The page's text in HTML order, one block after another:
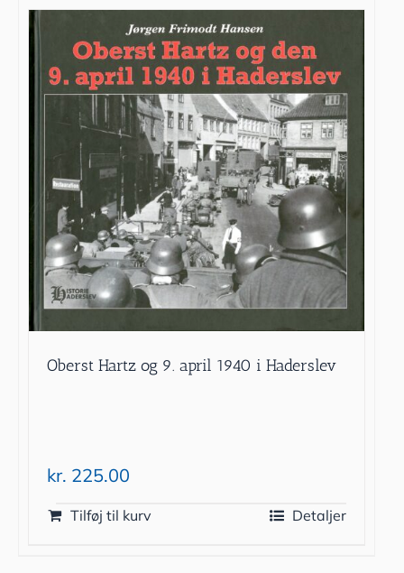
Oberst Hartz og 9. april 1940 i Haderslev
kr. 225.00
Tilføj til kurv Detaljer